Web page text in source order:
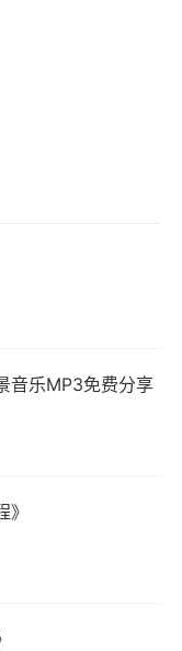
音乐MP3免费分享